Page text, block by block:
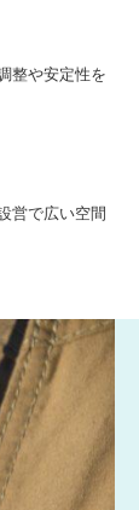
整や安定性を
営で広い空間